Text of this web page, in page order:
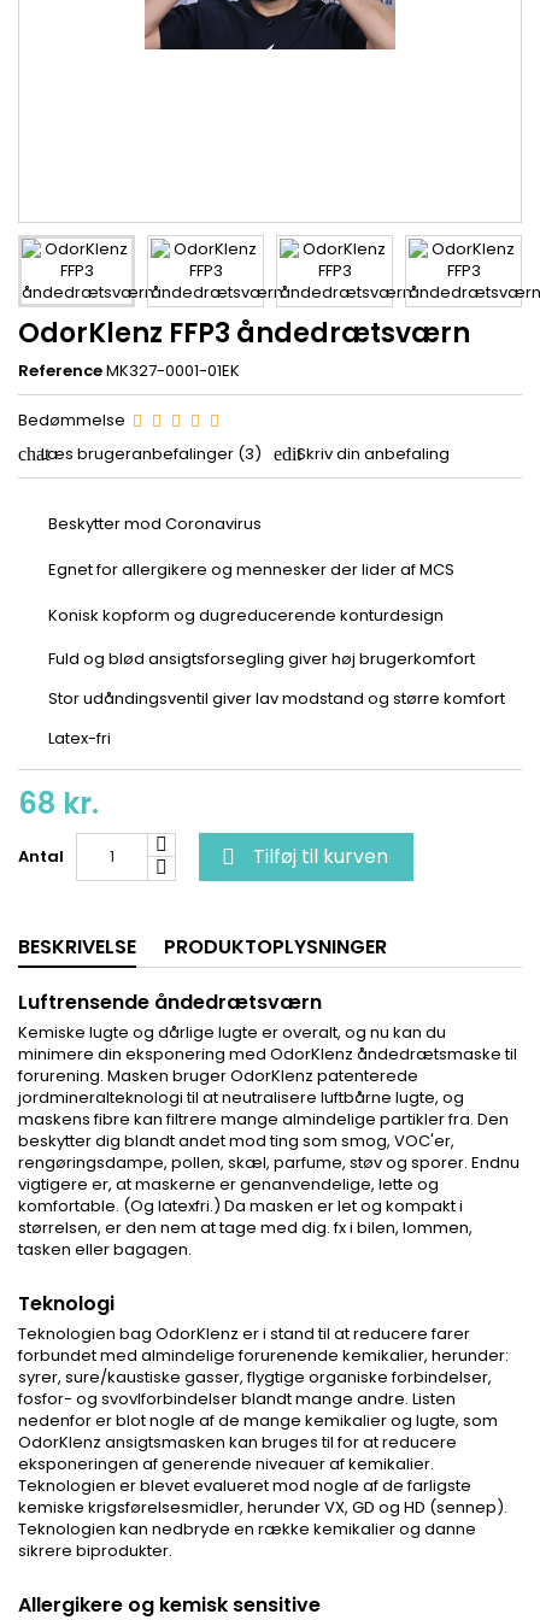
OdorKlenz FFP3 åndedrætsværn
ReferenceMK327-0001-01EK
Bedømmelse
Læs brugeranbefalinger (3)
Skriv din anbefaling
Beskytter mod Coronavirus
Egnet for allergikere og mennesker der lider af MCS
Konisk kopform og dugreducerende konturdesign
Fuld og blød ansigtsforsegling giver høj brugerkomfort
Stor udåndingsventil giver lav modstand og større komfort
Latex-fri
68 kr.
Antal  Tilføj til kurven
BESKRIVELSE
PRODUKTOPLYSNINGER
Luftrensende åndedrætsværn
Kemiske lugte og dårlige lugte er overalt, og nu kan du
minimere din eksponering med OdorKlenz åndedrætsmaske til
forurening. Masken bruger OdorKlenz patenterede
jordmineralteknologi til at neutralisere luftbårne lugte, og
maskens fibre kan filtrere mange almindelige partikler fra. Den
beskytter dig blandt andet mod ting som smog, VOC'er,
rengøringsdampe, pollen, skæl, parfume, støv og sporer. Endnu
vigtigere er, at maskerne er genanvendelige, lette og
komfortable. (Og latexfri.) Da masken er let og kompakt i
størrelsen, er den nem at tage med dig. fx i bilen, lommen,
tasken eller bagagen.
Teknologi
Teknologien bag OdorKlenz er i stand til at reducere farer
forbundet med almindelige forurenende kemikalier, herunder:
syrer, sure/kaustiske gasser, flygtige organiske forbindelser,
fosfor- og svovlforbindelser blandt mange andre. Listen
nedenfor er blot nogle af de mange kemikalier og lugte, som
OdorKlenz ansigtsmasken kan bruges til for at reducere
eksponeringen af generende niveauer af kemikalier.
Teknologien er blevet evalueret mod nogle af de farligste
kemiske krigsførelsesmidler, herunder VX, GD og HD (sennep).
Teknologien kan nedbryde en række kemikalier og danne
sikrere biprodukter.
Allergikere og kemisk sensitive